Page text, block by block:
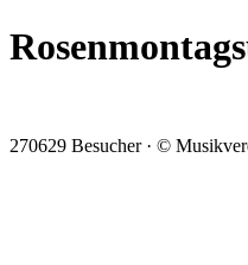
270629 Besucher · ©